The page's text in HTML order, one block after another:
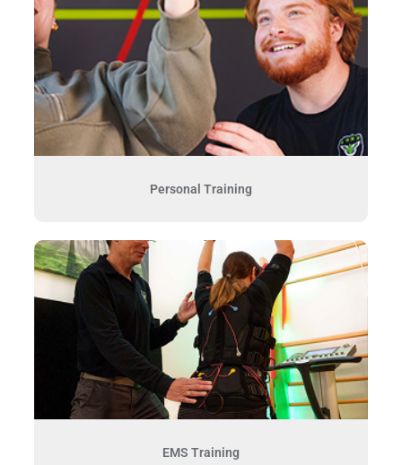
Personal Training
EMS Training